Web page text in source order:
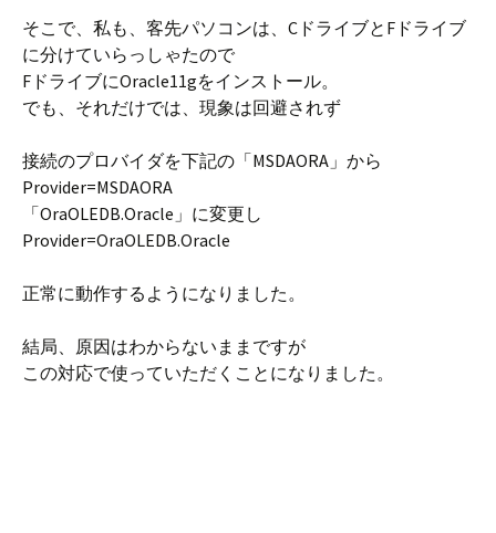
そこで、私も、客先パソコンは、CドライブとFドライブ
に分けていらっしゃたので
FドライブにOracle11gをインストール。
でも、それだけでは、現象は回避されず
接続のプロバイダを下記の「MSDAORA」から
Provider=MSDAORA
「OraOLEDB.Oracle」に変更し
Provider=OraOLEDB.Oracle
正常に動作するようになりました。
結局、原因はわからないままですが
この対応で使っていただくことになりました。